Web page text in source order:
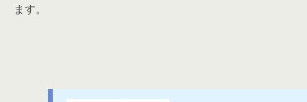
ます。